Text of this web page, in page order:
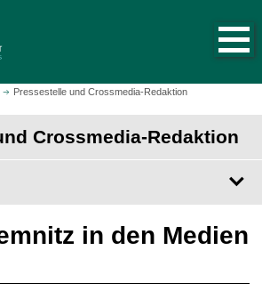
Pressestelle und Crossmedia-Redaktion
Crossmedia-Redaktion
in den Medien